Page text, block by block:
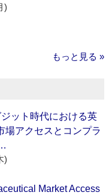
)
もっと見る »
ジット時代における英
場アクセスとコンプラ
)
Market Access